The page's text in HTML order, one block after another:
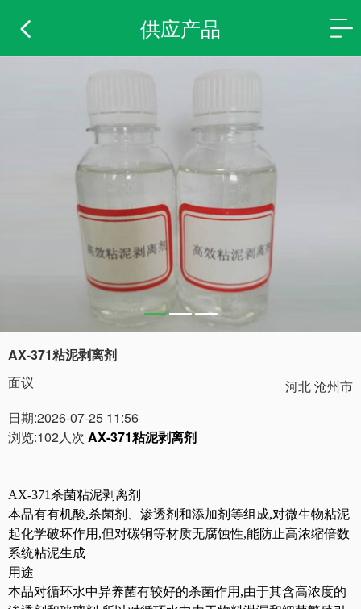
供应产品
AX-371粘泥剥离剂
面议
河北 沧州市
日期:2026-07-25 11:56
浏览:102人次 AX-371粘泥剥离剂
AX-371杀菌粘泥剥离剂
本品有有机酸,杀菌剂、渗透剂和添加剂等组成,对微生物粘泥
起化学破坏作用,但对碳铜等材质无腐蚀性,能防止高浓缩倍数
系统粘泥生成
用途
本品对循环水中异养菌有较好的杀菌作用,由于其含高浓度的